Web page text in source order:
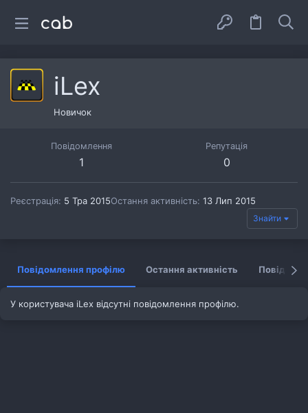
iLex
Новичок
Повідомлення
1
Репутація
0
Реєстрація 5 Тра 2015Остання активність 13 Лип 2015
Знайти
Повідомлення профілю Остання активність
У користувача iLex відсутні повідомлення профілю.